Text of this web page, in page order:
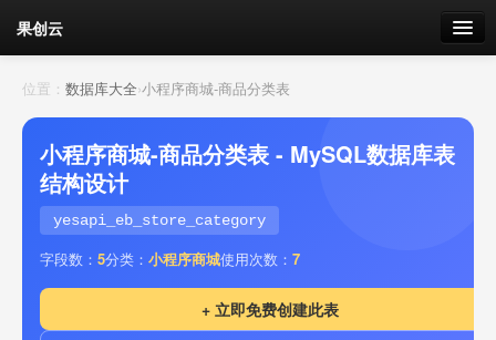
果创云
数据表单
API接口
云存储
流量 剩余接口流量
位置： 数据库大全›小程序商城-商品分类表
小程序商城-商品分类表 - MySQL数据库表
结构设计
yesapi_eb_store_category
字段数： 5分类： 小程序商城使用次数： 7
+ 立即免费创建此表